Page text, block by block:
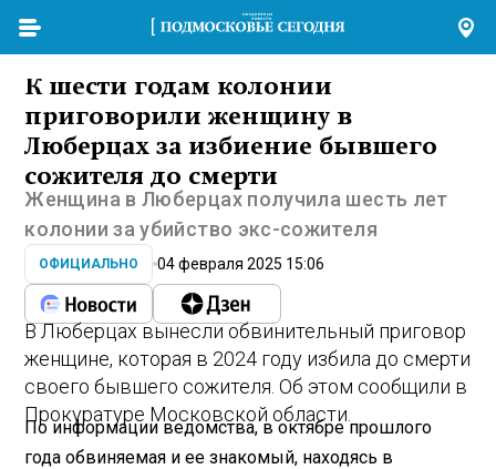
К шести годам колонии
приговорили женщину в
Люберцах за избиение бывшего
сожителя до смерти
Женщина в Люберцах получила шесть лет
колонии за убийство экс-сожителя
ОФИЦИАЛЬНО 04 февраля 2025 15:06
В Люберцах вынесли обвинительный приговор
женщине, которая в 2024 году избила до смерти
своего бывшего сожителя. Об этом сообщили в
Прокуратуре Московской области.
По информации ведомства, в октябре прошлого
года обвиняемая и ее знакомый, находясь в